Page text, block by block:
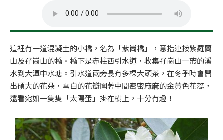
這裡有一道混凝土的小橋，名為「紫崗橋」，意指連接紫羅蘭
山及孖崗山的橋。橋下是赤柱西引水道，收集孖崗山一帶的溪
水到大潭中水塘。引水道兩旁長有多棵大頭茶，在冬季時會開
出碩大的花朵，雪白的花瓣圍著中間密密麻麻的金黃色花蕊，
遠看宛如一隻隻「太陽蛋」掛在樹上，十分有趣！